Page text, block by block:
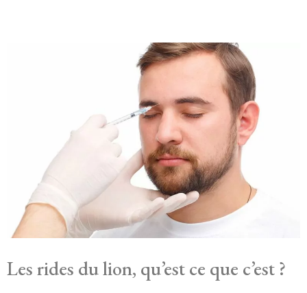
Les rides du lion, qu’est ce que c’est ?